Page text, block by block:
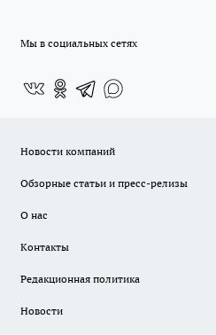
Мы в социальных сетях
Новости компаний
Обзорные статьи и пресс-релизы
О нас
Контакты
Редакционная политика
Новости